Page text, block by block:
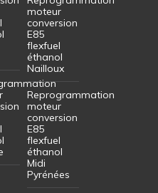
moteur
conversion
E85
flexfuel
éthanol
Nailloux
Reprogrammation
moteur
conversion
E85
flexfuel
éthanol
Midi
Pyrénées